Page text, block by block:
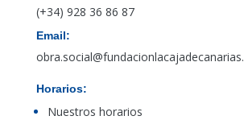
(+34) 928 36 86 87
Email:
Horarios:
Nuestros horarios